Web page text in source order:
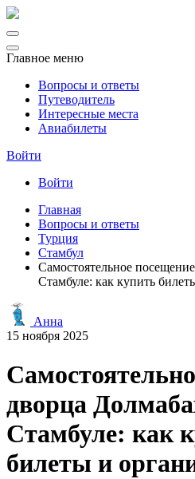
Главное меню
Вопросы и ответы
Путеводитель
Интересные места
Авиабилеты
Войти
Войти
Главная
Вопросы и ответы
Турция
Стамбул
Самостоятельное
Стамбуле: как купить
Анна
15 ноября 2025
дворца
Стамбуле: как
билеты и